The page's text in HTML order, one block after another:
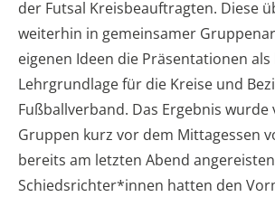
der Futsal Kreisbeauftragten. Diese
weiterhin in gemeinsamer
eigenen Ideen die Präsentationen
Lehrgrundlage für die Kreise und
Fußballverband. Das Ergebnis wurde
Gruppen kurz vor dem Mittagessen
bereits am letzten Abend
Schiedsrichter*innen hatten den